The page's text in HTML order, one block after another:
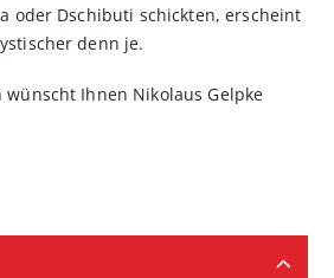
oder Dschibuti schickten, erscheint
denn je.
wünscht Ihnen Nikolaus Gelpke